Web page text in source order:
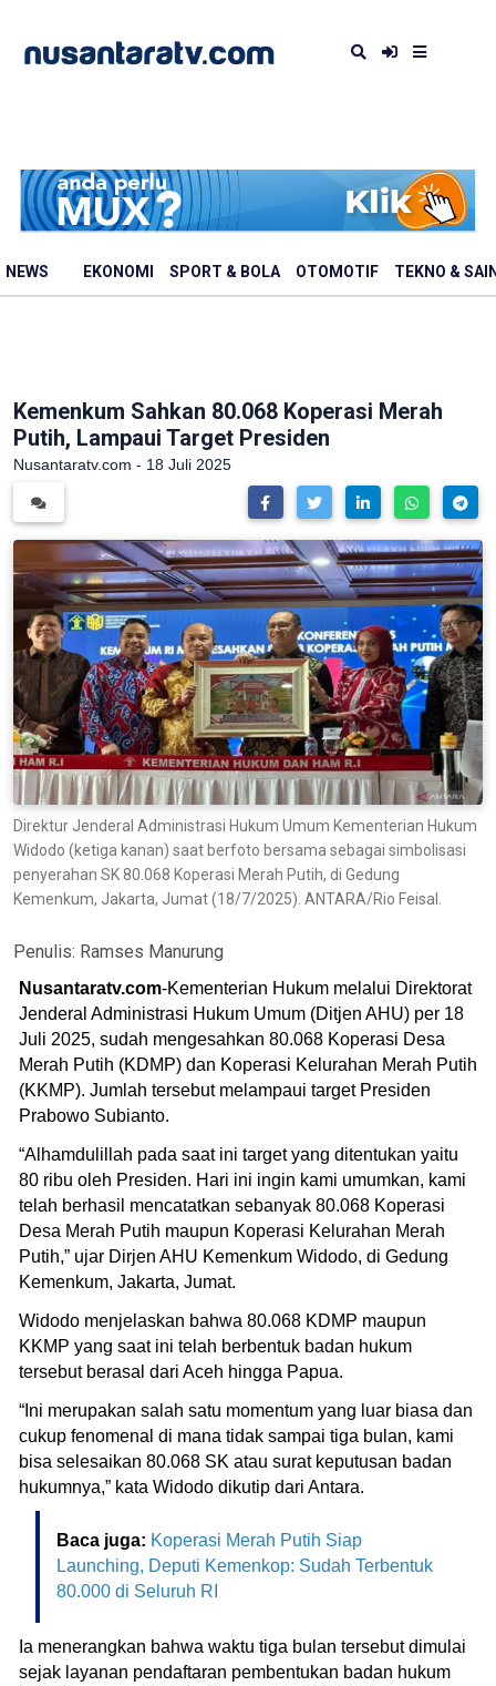
NEWS EKONOMI SPORT & BOLA OTOMOTIF TEKNO &
Kemenkum Sahkan 80.068 Koperasi Merah
Putih, Lampaui Target Presiden
Nusantaratv.com - 18 Juli 2025
Direktur Jenderal Administrasi Hukum Umum Kementerian Hukum
Widodo (ketiga kanan) saat berfoto bersama sebagai simbolisasi
penyerahan SK 80.068 Koperasi Merah Putih, di Gedung
Kemenkum, Jakarta, Jumat (18/7/2025). ANTARA/Rio Feisal.
Penulis: Ramses Manurung
Nusantaratv.com-Kementerian Hukum melalui Direktorat
Jenderal Administrasi Hukum Umum (Ditjen AHU) per 18
Juli 2025, sudah mengesahkan 80.068 Koperasi Desa
Merah Putih (KDMP) dan Koperasi Kelurahan Merah Putih
(KKMP). Jumlah tersebut melampaui target Presiden
Prabowo Subianto.
“Alhamdulillah pada saat ini target yang ditentukan yaitu
80 ribu oleh Presiden. Hari ini ingin kami umumkan, kami
telah berhasil mencatatkan sebanyak 80.068 Koperasi
Desa Merah Putih maupun Koperasi Kelurahan Merah
Putih,” ujar Dirjen AHU Kemenkum Widodo, di Gedung
Kemenkum, Jakarta, Jumat.
Widodo menjelaskan bahwa 80.068 KDMP maupun
KKMP yang saat ini telah berbentuk badan hukum
tersebut berasal dari Aceh hingga Papua.
“Ini merupakan salah satu momentum yang luar biasa dan
cukup fenomenal di mana tidak sampai tiga bulan, kami
bisa selesaikan 80.068 SK atau surat keputusan badan
hukumnya,” kata Widodo dikutip dari Antara.
Baca juga: Koperasi Merah Putih Siap
Launching, Deputi Kemenkop: Sudah Terbentuk
80.000 di Seluruh RI
Ia menerangkan bahwa waktu tiga bulan tersebut dimulai
sejak layanan pendaftaran pembentukan badan hukum